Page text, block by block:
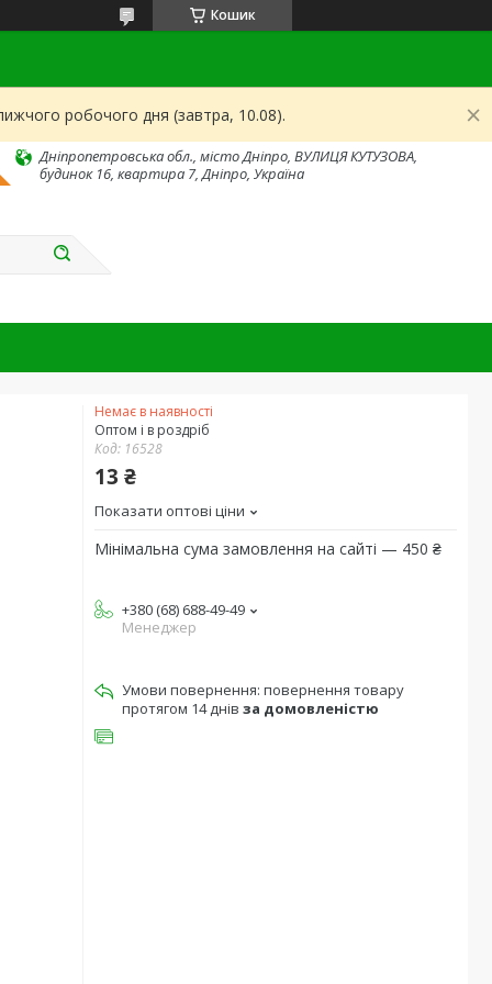
Кошик
робочого дня (завтра, 10.08).
Дніпропетровська обл., місто Дніпро, ВУЛИЦЯ КУТУЗОВА,
будинок 16, квартира 7, Дніпро, Україна
Немає в наявності
Оптом і в роздріб
Код: 16528
13 ₴
Показати оптові ціни
Мінімальна сума замовлення на сайті — 450 ₴
+380 (68) 688-49-49
Менеджер
повернення товару
протягом 14 днів за домовленістю